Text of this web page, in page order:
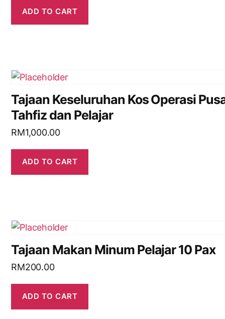
ADD TO CART
Tajaan Keseluruhan Kos Operasi
Tahfiz dan Pelajar
RM1,000.00
ADD TO CART
Tajaan Makan Minum Pelajar 10 Pax
RM200.00
ADD TO CART